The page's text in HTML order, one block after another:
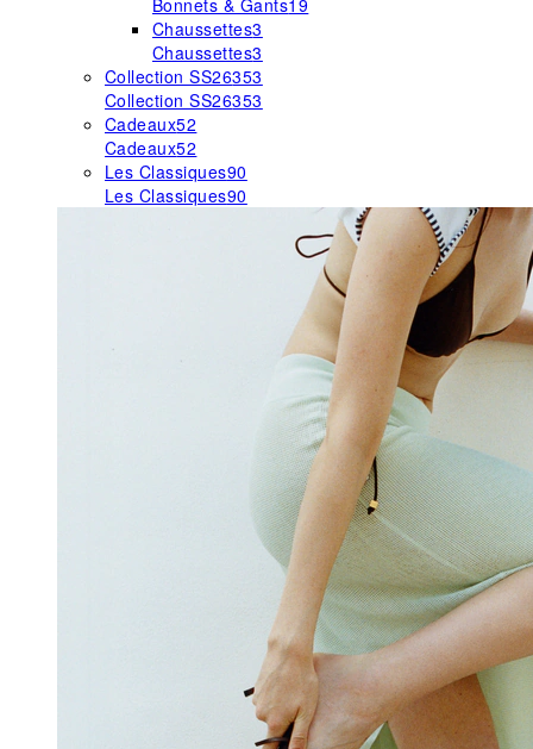
Bonnets & Gants19
Chaussettes3
Chaussettes3
Collection SS26353
Collection SS26353
Cadeaux52
Cadeaux52
Les Classiques90
Les Classiques90